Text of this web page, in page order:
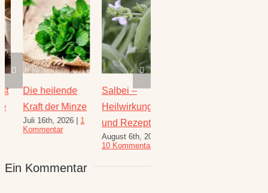
Die heilende
Kraft der Minze
Juli 16th, 2026 | 1
Kommentar
Salbei –
Heilwirkung
und Rezepte
August 6th, 2026
|
10 Kommentare
Ein Kommentar